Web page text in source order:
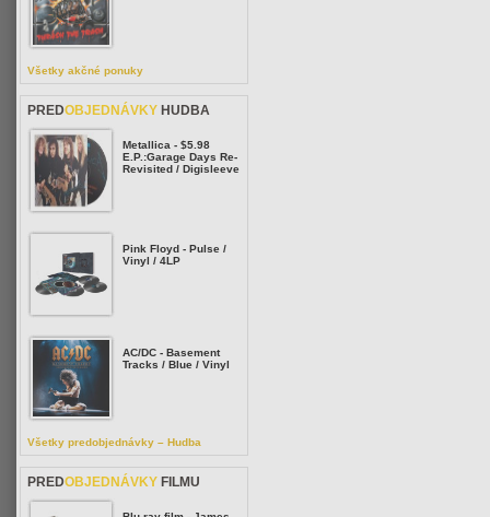
Všetky akčné ponuky
PREDOBJEDNÁVKY HUDBA
Metallica - $5.98
E.P.:Garage Days Re-
Revisited / Digisleeve
Pink Floyd - Pulse /
Vinyl / 4LP
AC/DC - Basement
Tracks / Blue / Vinyl
Všetky predobjednávky – Hudba
PREDOBJEDNÁVKY FILMU